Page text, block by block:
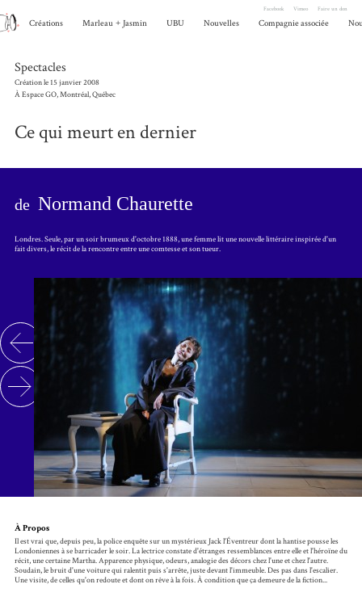
Créations Marleau + Jasmin UBU Nouvelles Compagnie associée
Facebook Vimeo Faire un don
Spectacles
Création le 15 janvier 2008
À Espace GO, Montréal, Québec
Ce qui meurt en dernier
de Normand Chaurette
Londres. Seule, par un soir brumeux d'octobre 1888, une femme lit une nouvelle littéraire inspirée d'un
fait divers, le récit de la rencontre entre une comtesse et son tueur.
À Propos
Il est vrai que, depuis peu, la police enquête sur un mystérieux Jack l'Éventreur dont la hantise pousse les
Londoniennes à se barricader le soir. La lectrice constate d'étranges ressemblances entre elle et l'héroïne du
récit, une certaine Martha. Apparence physique, odeurs, analogie des décors chez l'une et chez l'autre.
Soudain, le bruit d'une voiture qui ralentit puis s'arrête, juste devant l'immeuble. Des pas dans l'escalier.
Une visite, de celles qu'on redoute et dont on rêve à la fois. À condition que ça demeure de la fiction...